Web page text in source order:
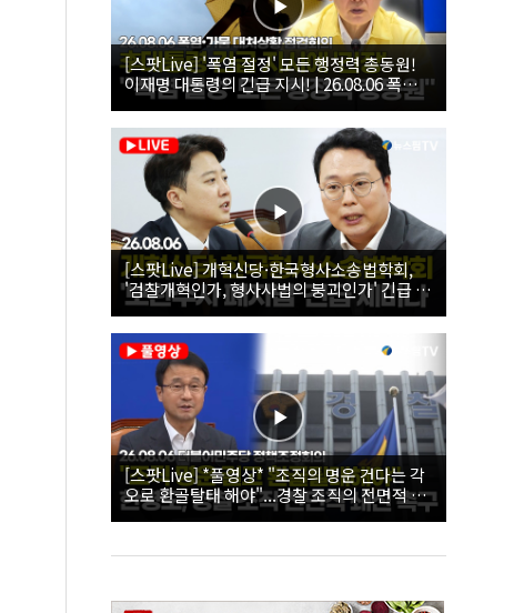
[스팟Live] '폭염 절정' 모든 행정력 총동원!
이재명 대통령의 긴급 지시! | 26.08.06 폭염•
가뭄 대처상황 점검회의
[스팟Live] 개혁신당·한국형사소송법학회,
'검찰개혁인가, 형사사법의 붕괴인가' 긴급 세
미나｜26.08.06
[스팟Live] *풀영상* "조직의 명운 건다는 각
오로 환골탈태 해야"...경찰 조직의 전면적 쇄
신 촉구한 한병도 | 26.08.06 더불어민주당 정